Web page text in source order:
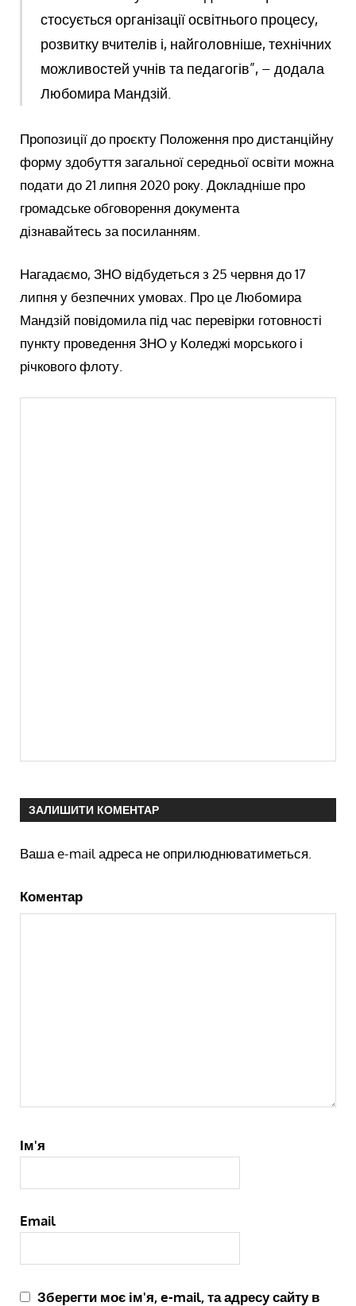
стосується організації освітнього процесу,
розвитку вчителів і, найголовніше, технічних
можливостей учнів та педагогів”, – додала
Любомира Мандзій.
Пропозиції до проєкту Положення про дистанційну
форму здобуття загальної середньої освіти можна
подати до 21 липня 2020 року. Докладніше про
громадське обговорення документа
дізнавайтесь за посиланням.
Нагадаємо, ЗНО відбудеться з 25 червня до 17
липня у безпечних умовах. Про це Любомира
Мандзій повідомила під час перевірки готовності
пункту проведення ЗНО у Коледжі морського і
річкового флоту.
ЗАЛИШИТИ КОМЕНТАР
Ваша e-mail адреса не оприлюднюватиметься.
Коментар
Ім'я
Email
Зберегти моє ім'я, e-mail, та адресу сайту в